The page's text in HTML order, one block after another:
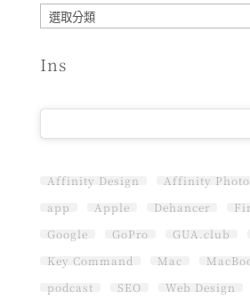
分
Ins
Affinity Design Affinity Photo
app
Apple Dehancer
Google
GoPro GUA.club
Key Command
Mac
podcast
SEO Web Design